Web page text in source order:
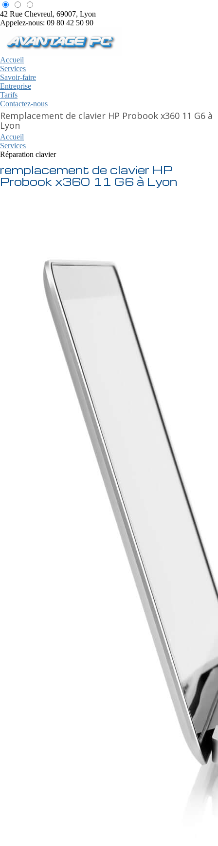
42 Rue Chevreul, 69007, Lyon
Appelez-nous: 09 80 42 50 90
Accueil
Services
Savoir-faire
Entreprise
Tarifs
Contactez-nous
Remplacement de clavier HP Probook x360 11 G6 à
Lyon
Accueil
Services
Réparation clavier
remplacement de clavier HP
Probook x360 11 G6 à Lyon